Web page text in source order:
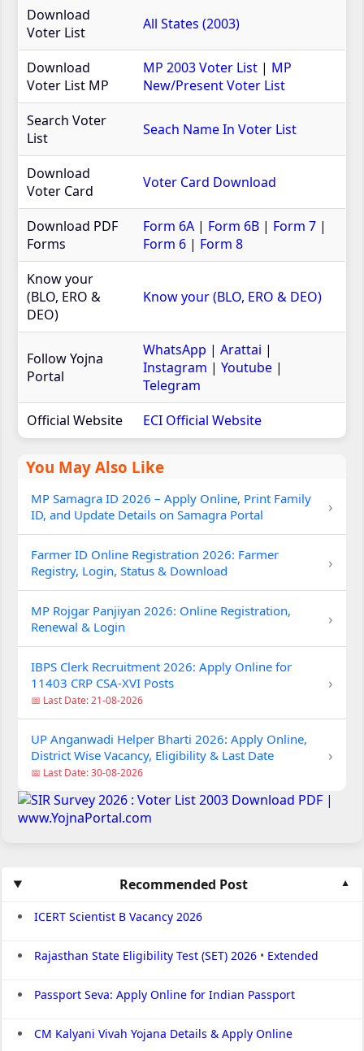
Download
Voter List
All States (2003)
Download
Voter List MP
MP 2003 Voter List | MP
New/Present Voter List
Search Voter
List
Seach Name In Voter List
Download
Voter Card
Voter Card Download
Download PDF
Forms
Form 6A | Form 6B | Form 7 |
Form 6 | Form 8
Know your
(BLO, ERO &
DEO)
Know your (BLO, ERO & DEO)
Follow Yojna
Portal
WhatsApp | Arattai |
Instagram | Youtube |
Telegram
Official Website
ECI Official Website
You May Also Like
MP Samagra ID 2026 – Apply Online, Print Family
ID, and Update Details on Samagra Portal
›
Farmer ID Online Registration 2026: Farmer
Registry, Login, Status & Download
›
MP Rojgar Panjiyan 2026: Online Registration,
Renewal & Login
›
IBPS Clerk Recruitment 2026: Apply Online for
11403 CRP CSA-XVI Posts
📅 Last Date: 21-08-2026
›
UP Anganwadi Helper Bharti 2026: Apply Online,
District Wise Vacancy, Eligibility & Last Date
📅 Last Date: 30-08-2026
›
Recommended Post
ICERT Scientist B Vacancy 2026
Rajasthan State Eligibility Test (SET) 2026• Extended
Passport Seva: Apply Online for Indian Passport
CM Kalyani Vivah Yojana Details & Apply Online